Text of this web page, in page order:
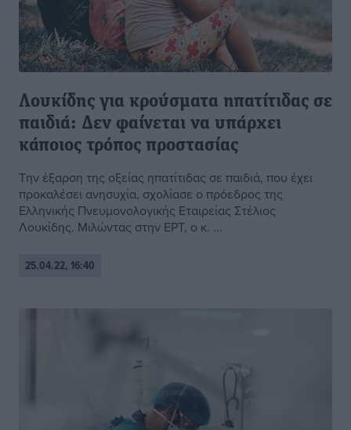
Λουκίδης για κρούσματα ηπατίτιδας σε
παιδιά: Δεν φαίνεται να υπάρχει
κάποιος τρόπος προστασίας
Την έξαρση της οξείας ηπατίτιδας σε παιδιά, που έχει
προκαλέσει ανησυχία, σχολίασε ο πρόεδρος της
Ελληνικής Πνευμονολογικής Εταιρείας Στέλιος
Λουκίδης. Μιλώντας στην ΕΡΤ, ο κ. ...
25.04.22, 16:40